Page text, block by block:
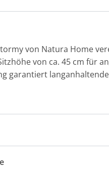
von Natura Home
von ca. 45 cm für
garantiert